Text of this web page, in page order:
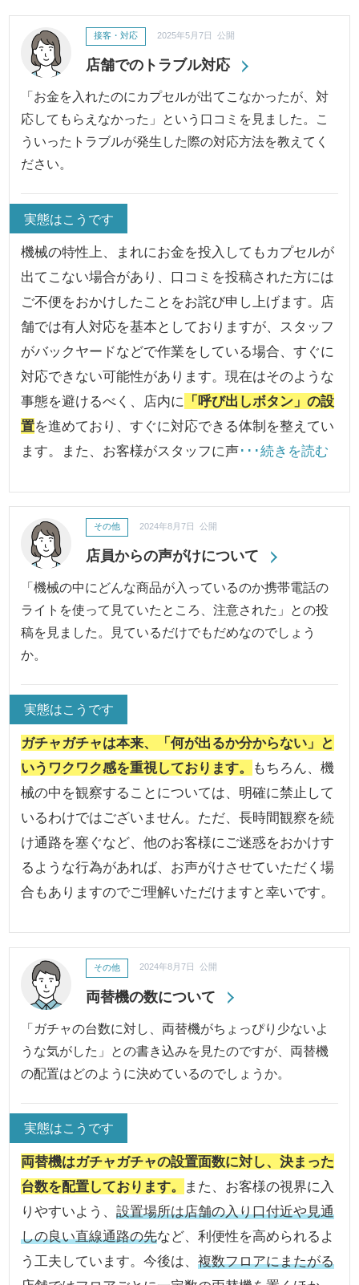
店舗でのトラブル対応
接客・対応 2025年5月7日 公開
「お金を入れたのにカプセルが出てこなかったが、対
応してもらえなかった」という口コミを見ました。こ
ういったトラブルが発生した際の対応方法を教えてく
ださい。
実態はこうです
機械の特性上、まれにお金を投入してもカプセルが
出てこない場合があり、口コミを投稿された方には
ご不便をおかけしたことをお詫び申し上げます。店
舗では有人対応を基本としておりますが、スタッフ
がバックヤードなどで作業をしている場合、すぐに
対応できない可能性があります。現在はそのような
事態を避けるべく、店内に 「呼び出しボタン」の設
置を進めており、すぐに対応できる体制を整えてい
ます。また、お客様がスタッフに声･･･続きを読む
店員からの声がけについて
その他 2024年8月7日 公開
「機械の中にどんな商品が入っているのか携帯電話の
ライトを使って見ていたところ、注意された」との投
稿を見ました。見ているだけでもだめなのでしょう
か。
実態はこうです
ガチャガチャは本来、「何が出るか分からない」と
いうワクワク感を重視しております。
もちろん、機
械の中を観察することについては、明確に禁止して
いるわけではございません。ただ、長時間観察を続
け通路を塞ぐなど、他のお客様にご迷惑をおかけす
るような行為があれば、お声がけさせていただく場
合もありますのでご理解いただけますと幸いです。
両替機の数について
その他 2024年8月7日 公開
「ガチャの台数に対し、両替機がちょっぴり少ないよ
うな気がした」との書き込みを見たのですが、両替機
の配置はどのように決めているのでしょうか。
実態はこうです
両替機はガチャガチャの設置面数に対し、決まった
台数を配置しております。
また、お客様の視界に入
りやすいよう、設置場所は店舗の入り口付近や見通
しの良い直線通路の先など、利便性を高められるよ
う工夫しています。今後は、複数フロアにまたがる